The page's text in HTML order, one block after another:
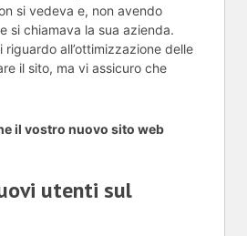
si vedeva e, non avendo
si chiamava la sua azienda.
all’ottimizzazione delle
il sito, ma vi assicuro che
il vostro nuovo sito web
utenti sul